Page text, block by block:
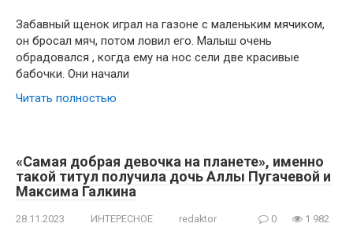
Забавный щенок играл на газоне с маленьким мячиком,
он бросал мяч, потом ловил его. Малыш очень
обрадовался , когда ему на нос сели две красивые
бабочки. Они начали
Читать полностью
«Самая добрая девочка на планете», именно
такой титул получила дочь Аллы Пугачевой и
Максима Галкина
28.11.2023 ИНТЕРЕСНОЕ redaktor 0 1 982